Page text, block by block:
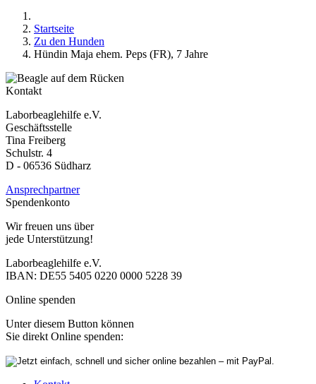
Startseite
Zu den Hunden
Hündin Maja ehem. Peps (FR), 7 Jahre
Kontakt
Laborbeaglehilfe e.V.
Geschäftsstelle
Tina Freiberg
Schulstr. 4
D - 06536 Südharz
Ansprechpartner
Spendenkonto
Wir freuen uns über
jede Unterstützung!
Laborbeaglehilfe e.V.
IBAN: DE55 5405 0220 0000 5228 39
Online spenden
Unter diesem Button können
Sie direkt Online spenden: